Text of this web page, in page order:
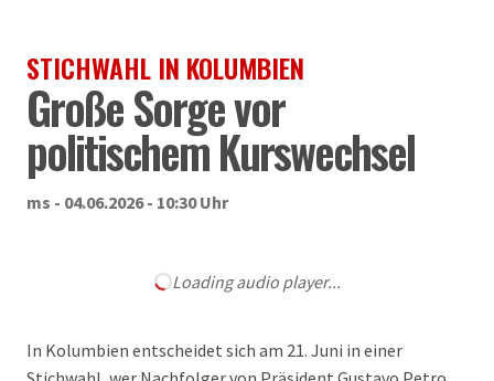
STICHWAHL IN KOLUMBIEN
Große Sorge vor
politischem Kurswechsel
ms - 04.06.2026 - 10:30 Uhr
Loading audio player...
In Kolumbien entscheidet sich am 21. Juni in einer